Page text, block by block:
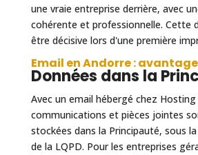
une vraie entreprise derrière, avec
cohérente et professionnelle. Cette
être décisive lors d'une première
Email en Andorre :
Données dans la
Avec un email hébergé chez
communications et pièces jointes
stockées dans la Principauté, sous
de la LQPD. Pour les entreprises